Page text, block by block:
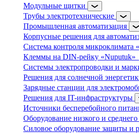
Модульные щитки
Трубы электротехнические
Промышленная автоматизация
Корпусные решения для
Система контроля микроклимата
Клеммы на DIN-рейку «Nuputuk»
Системы электропроводки и
Решения для солнечной
Зарядные станции для
Решения для IT-инфраструктуры
Источники бесперебойного
Оборудование низкого и
Силовое оборудование защиты и